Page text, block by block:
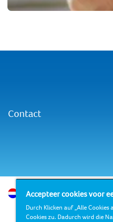
Contact
Nederland
Essity
Accepteer cookies voor
Durch Klicken auf „Alle
Cookies zu. Dadurch wird die